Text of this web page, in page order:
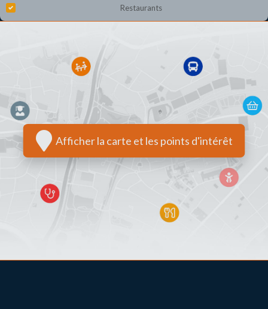
Restaurants
Afficher la carte et les points d'intérêt